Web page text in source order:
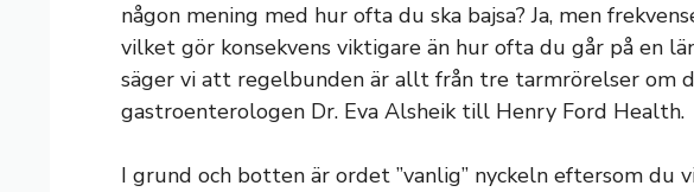
någon mening med hur ofta du ska bajsa? Ja, men
vilket gör konsekvens viktigare än hur ofta du går på en
säger vi att regelbunden är allt från tre tarmrörelser om
gastroenterologen Dr. Eva Alsheik till Henry Ford Health.
I grund och botten är ordet ”vanlig” nyckeln eftersom du